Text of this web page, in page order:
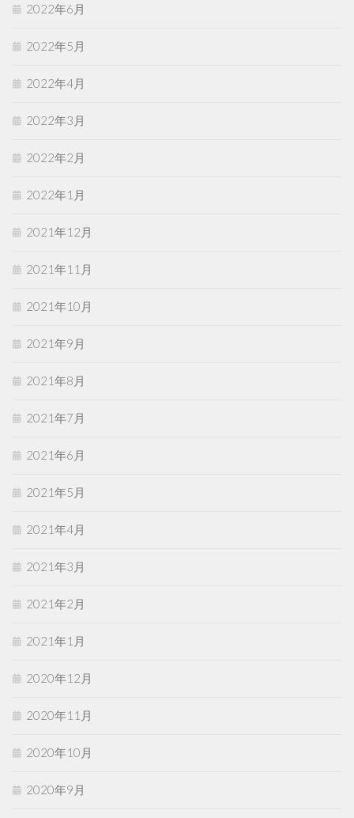
2022年6月
2022年5月
2022年4月
2022年3月
2022年2月
2022年1月
2021年12月
2021年11月
2021年10月
2021年9月
2021年8月
2021年7月
2021年6月
2021年5月
2021年4月
2021年3月
2021年2月
2021年1月
2020年12月
2020年11月
2020年10月
2020年9月